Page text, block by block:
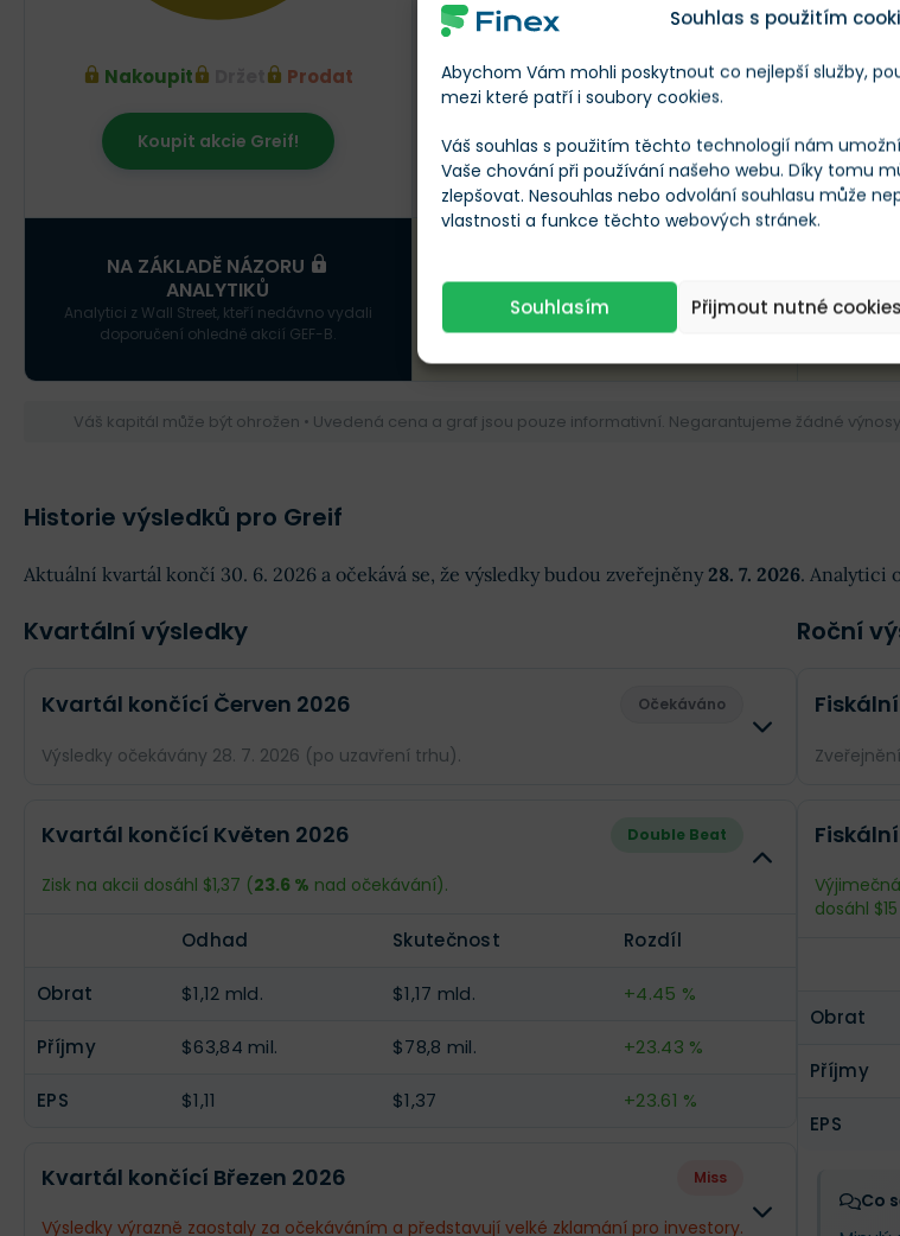
Souhlas s použitím
Abychom Vám mohli poskytnout co nejlepší služby,
mezi které patří i soubory cookies.
Váš souhlas s použitím těchto technologií nám
Vaše chování při používání našeho webu. Díky tomu
zlepšovat. Nesouhlas nebo odvolání souhlasu může
vlastnosti a funkce těchto webových stránek.
Souhlasím Přijmout nutné cookies
Nakoupit Prodat
Koupit akcie Greif!
Srpen 2025
NA ZÁKLADĚ NÁZORU
ANALYTIKŮ
Analytici z Wall Street, kteří nedávno vydali
doporučení ohledně akcií GEF-B.
XXX
NÍZKÝ CENOVÝ CÍL PRŮM.
Váš kapitál může být ohrožen • Uvedená cena a graf jsou pouze informativní. Negarantujeme žádné
Historie výsledků pro Greif
Aktuální kvartál končí 30. 6. 2026 a očekává se, že výsledky budou zveřejněny 28. 7. 2026. Analytici
Kvartální výsledky
Kvartál končící Červen 2026 Očekáváno
Výsledky očekávány 28. 7. 2026 (po uzavření trhu).
Kvartál končící Květen 2026 Double Beat
Zisk na akcii dosáhl $1,37 (23.6 % nad očekávání).
Odhad Skutečnost Rozdíl
Obrat $1,12 mld. $1,17 mld. +4.45 %
Příjmy $63,84 mil. $78,8 mil. +23.43 %
EPS $1,11 $1,37 +23.61 %
Kvartál končící Březen 2026 Miss
Výsledky výrazně zaostaly za očekáváním a představují velké zklamání pro investory.
Roční
Příjmy
dosáhl
Obrat
Příjmy
EPS
Co